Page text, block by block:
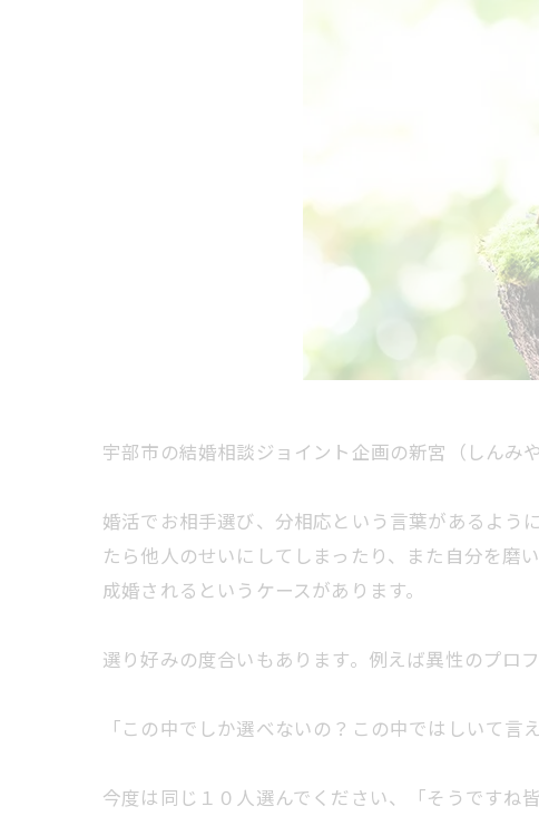
宇部市の結婚相談ジョイント企画の新宮（しんみや
婚活でお相手選び、分相応という言葉があるよう
たら他人のせいにしてしまったり、また自分を磨
成婚されるというケースがあります。
選り好みの度合いもあります。例えば異性のプロ
「この中でしか選べないの？この中ではしいて
今度は同じ１０人選んでください、「そうですね